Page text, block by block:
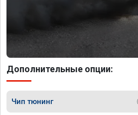
Дополнительные опции:
Чип тюнинг